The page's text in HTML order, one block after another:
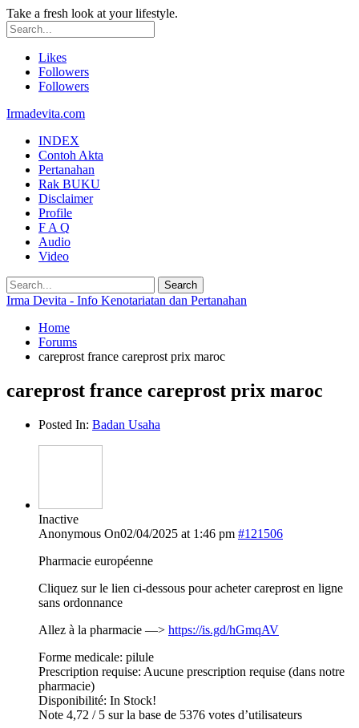
Take a fresh look at your lifestyle.
Likes
Followers
Followers
Irmadevita.com
INDEX
Contoh Akta
Pertanahan
Rak BUKU
Disclaimer
Profile
F A Q
Audio
Video
Irma Devita - Info Kenotariatan dan Pertanahan
Home
Forums
careprost france careprost prix maroc
careprost france careprost prix maroc
Posted In: Badan Usaha
Inactive
Anonymous On02/04/2025 at 1:46 pm #121506
Pharmacie européenne
Cliquez sur le lien ci-dessous pour acheter careprost en ligne
sans ordonnance
Allez à la pharmacie —> https://is.gd/hGmqAV
Forme medicale: pilule
Prescription requise: Aucune prescription requise (dans notre
pharmacie)
Disponibilité: In Stock!
Note 4,72 / 5 sur la base de 5376 votes d’utilisateurs